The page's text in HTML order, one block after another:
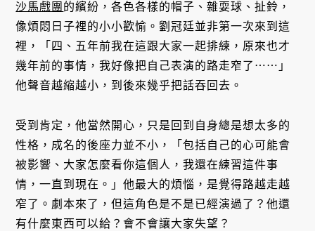
沙馬戲團 的繽紛，各色各樣的帽子、雜耍球、扯鈴，
像煩悶日子裡的小小歡愉。劉冠廷並非第一次來到這
裡，「四、五年前我在這跟大家一起排練，原來也才
幾年前的事情，我好像把自己表演的路走窄了⋯⋯」
他聲音越縮越小，到後來幾乎把話吞回去。
受到肯定，他當然開心，只是回到自身總是想太多的
性格，成名的後座力並不小，「包括自己的心可能會
被影響、大家怎麼看你這個人，我還在練習這件事
情，一直到現在。」他最大的煩惱，是覺得路越走越
窄了。劇本來了，但這角色是不是已經演過了？他還
有什麼東西可以給？會不會讓大家失望？